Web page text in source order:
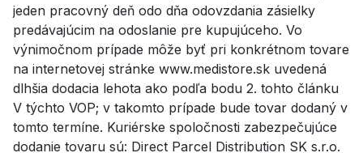
jeden pracovný deň odo dňa odovzdania zásielky
predávajúcim na odoslanie pre kupujúceho. Vo
výnimočnom prípade môže byť pri konkrétnom tovare
na internetovej stránke www.medistore.sk uvedená
dlhšia dodacia lehota ako podľa bodu 2. tohto článku
V týchto VOP; v takomto prípade bude tovar dodaný v
tomto termíne. Kuriérske spoločnosti zabezpečujúce
dodanie tovaru sú: Direct Parcel Distribution SK s.r.o.